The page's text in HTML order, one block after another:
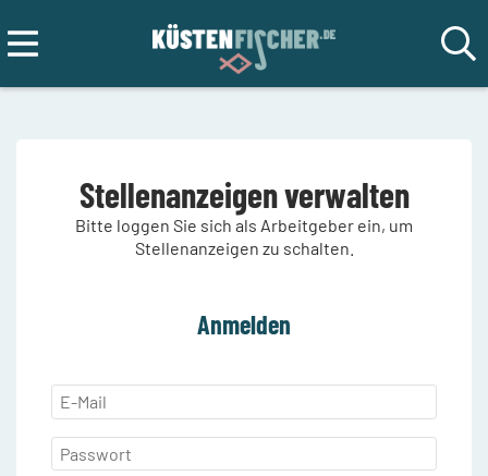
Stellenanzeigen verwalten
Bitte loggen Sie sich als Arbeitgeber ein, um
Stellenanzeigen zu schalten.
Anmelden